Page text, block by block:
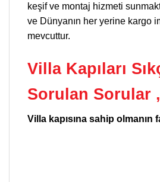
keşif ve montaj hizmeti
ve Dünyanın her yerine kargo
mevcuttur.
Villa Kapıları
Sorulan Sorular ,
Villa kapısına sahip olmanın